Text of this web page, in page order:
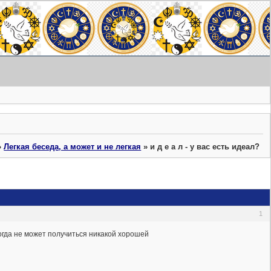
Легкая беседа, а может и не легкая » и д е а л - у вас есть идеал?
1
не может получиться никакой хорошей